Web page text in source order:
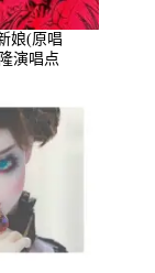
娘(原唱
演唱点